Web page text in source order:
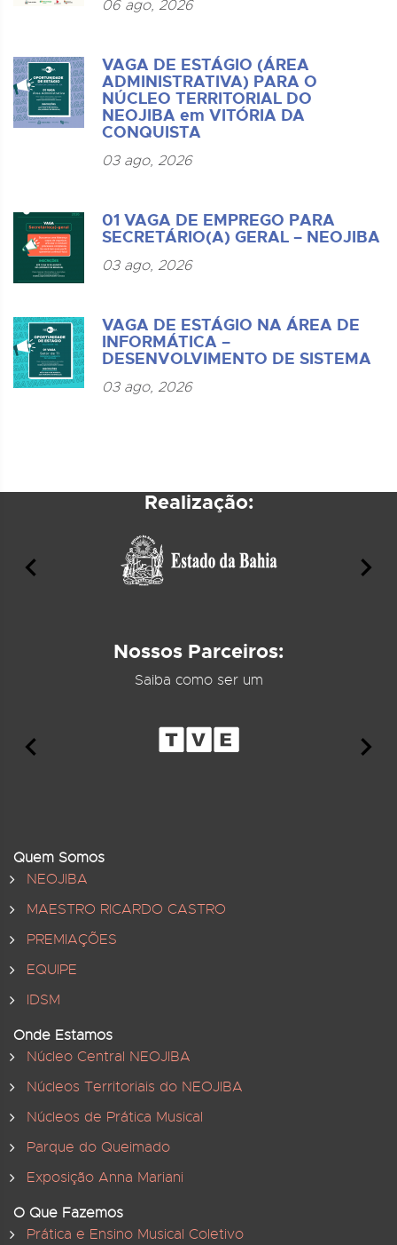
06 ago, 2026
VAGA DE ESTÁGIO (ÁREA
ADMINISTRATIVA) PARA O
NÚCLEO TERRITORIAL DO
NEOJIBA em VITÓRIA DA
CONQUISTA
03 ago, 2026
01 VAGA DE EMPREGO PARA
SECRETÁRIO(A) GERAL – NEOJIBA
03 ago, 2026
VAGA DE ESTÁGIO NA ÁREA DE
INFORMÁTICA –
DESENVOLVIMENTO DE SISTEMA
03 ago, 2026
Realização:
Nossos Parceiros:
Saiba como ser um
Quem Somos
NEOJIBA
MAESTRO RICARDO CASTRO
PREMIAÇÕES
EQUIPE
IDSM
Onde Estamos
Núcleo Central NEOJIBA
Núcleos Territoriais do NEOJIBA
Núcleos de Prática Musical
Parque do Queimado
Exposição Anna Mariani
O Que Fazemos
Prática e Ensino Musical Coletivo